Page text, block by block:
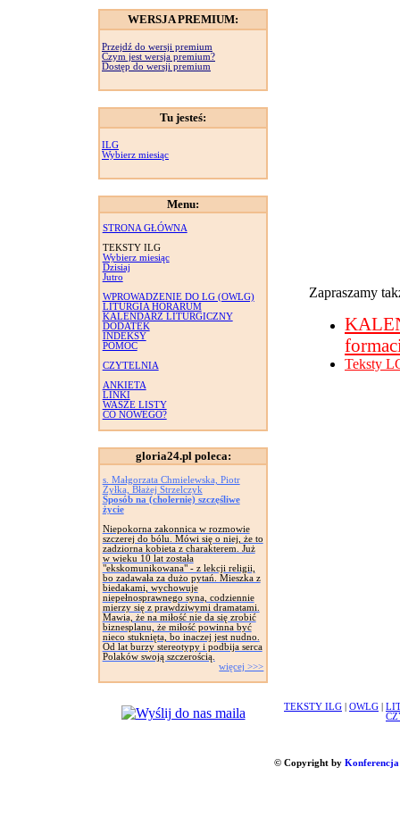
WERSJA PREMIUM:
Przejdź do wersji premium
Czym jest wersja premium?
Dostęp do wersji premium
Tu jesteś:
ILG
Wybierz miesiąc
Menu:
STRONA GŁÓWNA
TEKSTY ILG
Wybierz miesiąc
Dzisiaj
Jutro
WPROWADZENIE DO LG (OWLG)
LITURGIA HORARUM
KALENDARZ LITURGICZNY
DODATEK
INDEKSY
POMOC
CZYTELNIA
ANKIETA
LINKI
WASZE LISTY
CO NOWEGO?
gloria24.pl poleca:
s. Małgorzata Chmielewska, Piotr
Żyłka, Błażej Strzelczyk
Sposób na (cholernie) szczęśliwe
życie
Niepokorna zakonnica w rozmowie
szczerej do bólu. Mówi się o niej, że to
zadziorna kobieta z charakterem. Już
w wieku 10 lat została
"ekskomunikowana" - z lekcji religii,
bo zadawała za dużo pytań. Mieszka z
biedakami, wychowuje
niepełnosprawnego syna, codziennie
mierzy się z prawdziwymi dramatami.
Mawia, że na miłość nie da się zrobić
biznesplanu, że miłość powinna być
nieco stuknięta, bo inaczej jest nudno.
Od lat burzy stereotypy i podbija serca
Polaków swoją szczerością.
więcej >>>
Zapraszamy
Teksty
TEKSTY ILG OWLG
© Copyright by Konferencja